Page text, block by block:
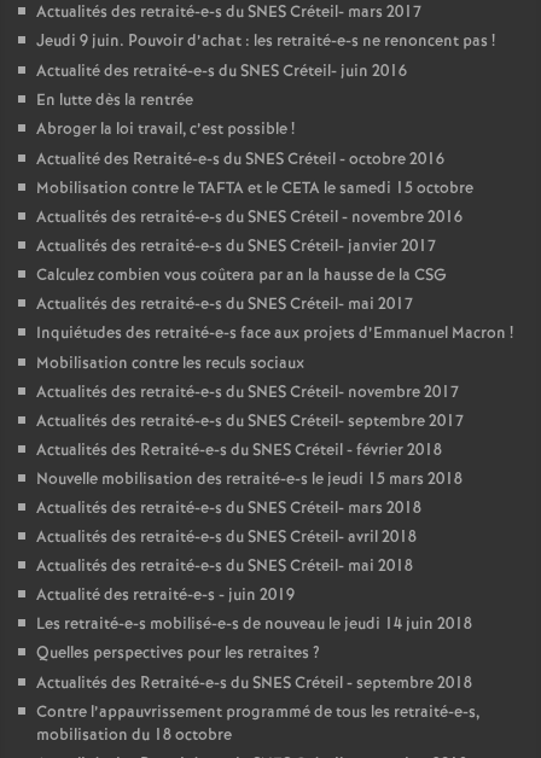
Actualités des retraité-e-s duSNESCréteil- mars 2017
Jeudi 9 juin. Pouvoir d’achat : les retraité-e-s ne renoncent pas !
Actualité des retraité-e-s duSNESCréteil- juin 2016
En lutte dès la rentrée
Abroger la loi travail, c’est possible!
Actualité des Retraité-e-s duSNESCréteil - octobre 2016
Mobilisation contre leTAFTAet leCETA le samedi 15 octobre
Actualités des retraité-e-s duSNESCréteil - novembre 2016
Actualités des retraité-e-s duSNESCréteil- janvier 2017
Calculez combien vous coûtera par an la hausse de la CSG
Actualités des retraité-e-s duSNESCréteil- mai 2017
Inquiétudes des retraité-e-s face aux projets d’Emmanuel Macron !
Mobilisation contre les reculs sociaux
Actualités des retraité-e-s duSNESCréteil- novembre 2017
Actualités des retraité-e-s duSNESCréteil- septembre 2017
Actualités des Retraité-e-s duSNESCréteil - février 2018
Nouvelle mobilisation des retraité-e-s le jeudi 15 mars 2018
Actualités des retraité-e-s duSNESCréteil- mars 2018
Actualités des retraité-e-s duSNESCréteil- avril 2018
Actualités des retraité-e-s duSNESCréteil- mai 2018
Actualité des retraité-e-s - juin 2019
Les retraité-e-s mobilisé-e-s de nouveau le jeudi 14 juin 2018
Quelles perspectives pour les retraites ?
Actualités des Retraité-e-s duSNESCréteil - septembre 2018
Contre l’appauvrissement programmé de tous les retraité-e-s,
mobilisation du 18 octobre